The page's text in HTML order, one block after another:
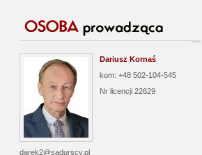
Dariusz Kornaś
kom: +48 502-104-545
Nr licencji 22629
darek2@sadurscy.pl